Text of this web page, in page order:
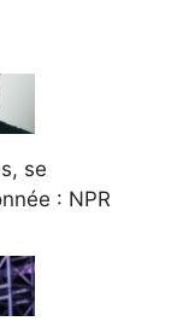
se
: NPR